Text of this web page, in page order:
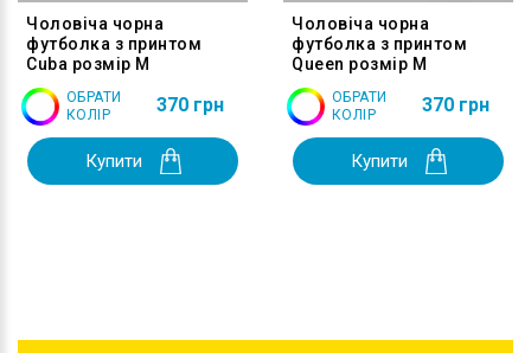
Чоловіча чорна
футболка з принтом
Cuba розмір M
ОБРАТИ
КОЛІР
370 грн
Купити
Чоловіча чорна
футболка з принтом
Queen розмір M
ОБРАТИ
КОЛІР
370 грн
Купити